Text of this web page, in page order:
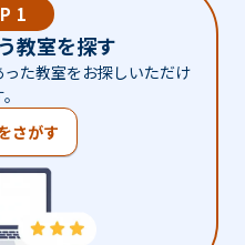
1
教室を探す
た教室をお探しいただけ
さがす